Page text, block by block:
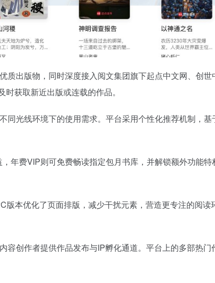
出版物，同时深度接入阅文集团旗下起点中文网、创
获取新近出版或连载的作品。
光线环境下的使用需求。平台采用个性化推荐机制，
年费VIP则可免费畅读指定包月书库，并解锁额外功能
本优化了页面排版，减少干扰元素，营造更专注的阅读
创作者提供作品发布与IP孵化通道。平台上的多部热